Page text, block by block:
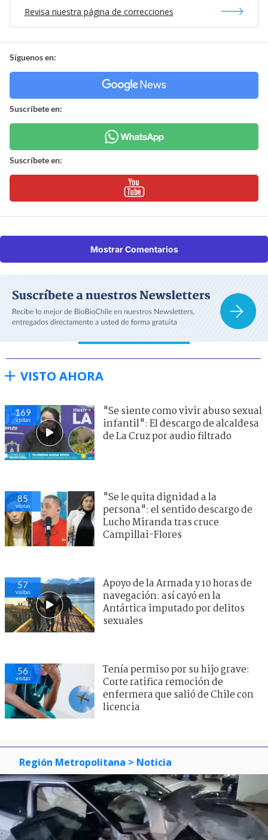
Revisa nuestra página de correcciones
Síguenos en:
Suscríbete en:
Suscríbete en:
Mostrar Comentarios
VISTO AHORA
169
visitas
"Se siente como vivir abuso sexual
infantil": El descargo de alcaldesa
de La Cruz por audio filtrado
85
visitas
"Se le quita dignidad a la
persona": el sentido descargo de
Lucho Miranda tras cruce
Campillai-Flores
57
visitas
Apoyo de la Armada y 10 horas de
navegación: así cayó en la
Antártica imputado por delitos
sexuales
56
visitas
Tenía permiso por su hijo grave:
Corte ratifica remoción de
enfermera que salió de Chile con
licencia
Región Metropolitana > Noticia